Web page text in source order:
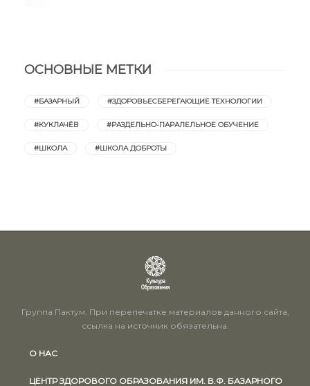
ОСНОВНЫЕ МЕТКИ
#БАЗАРНЫЙ #ЗДОРОВЬЕСБЕРЕГАЮЩИЕ ТЕХНОЛОГИИ
#КУКЛАЧЁВ #РАЗДЕЛЬНО-ПАРАЛЕЛЬНОЕ ОБУЧЕНИЕ
#ШКОЛА #ШКОЛА ДОБРОТЫ
Группа Пактум. При перепечатке материалов данного сайта,
ссылка на источник обязательна.
О НАС
ЦЕНТР ЗДОРОВОГО ОБРАЗОВАНИЯ ИМ. В.Ф. БАЗАРНОГО